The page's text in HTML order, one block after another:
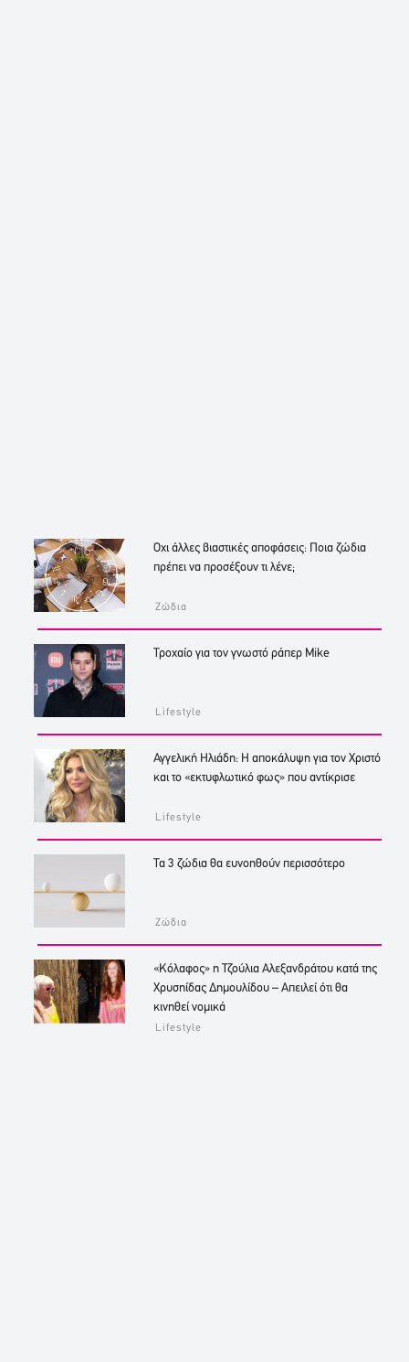
Όχι άλλες βιαστικές αποφάσεις: Ποια ζώδια
πρέπει να προσέξουν τι λένε;
Ζώδια
Τροχαίο για τον γνωστό ράπερ Mike
Lifestyle
Αγγελική Ηλιάδη: Η αποκάλυψη για τον Χριστό
και το «εκτυφλωτικό φως» που αντίκρισε
Lifestyle
Τα 3 ζώδια θα ευνοηθούν περισσότερο
Ζώδια
«Κόλαφος» η Τζούλια Αλεξανδράτου κατά της
Χρυσηίδας Δημουλίδου – Απειλεί ότι θα
κινηθεί νομικά
Lifestyle